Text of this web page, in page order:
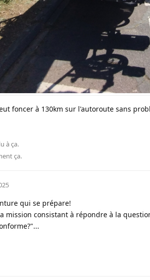
foncer à 130km sur l'autoroute sans
à ça.
ça.
qui se prépare!
mission consistant à répondre à la